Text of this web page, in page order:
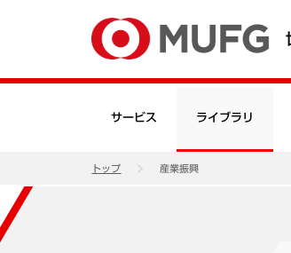
サービス ライブラリ
トップ 産業振興